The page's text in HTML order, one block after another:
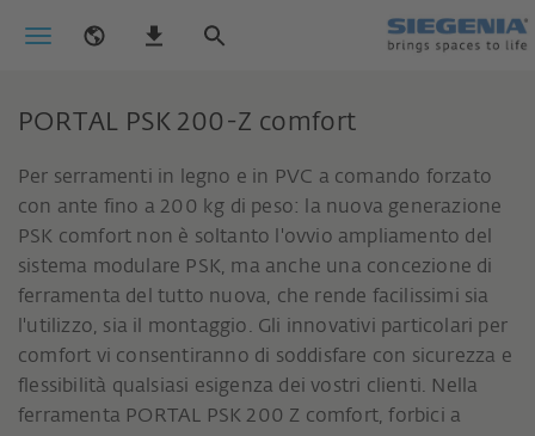
PORTAL PSK 200-Z comfort
Per serramenti in legno e in PVC a comando forzato
con ante fino a 200 kg di peso: la nuova generazione
PSK comfort non è soltanto l'ovvio ampliamento del
sistema modulare PSK, ma anche una concezione di
ferramenta del tutto nuova, che rende facilissimi sia
l'utilizzo, sia il montaggio. Gli innovativi particolari per
comfort vi consentiranno di soddisfare con sicurezza e
flessibilità qualsiasi esigenza dei vostri clienti. Nella
ferramenta PORTAL PSK 200 Z comfort, forbici a